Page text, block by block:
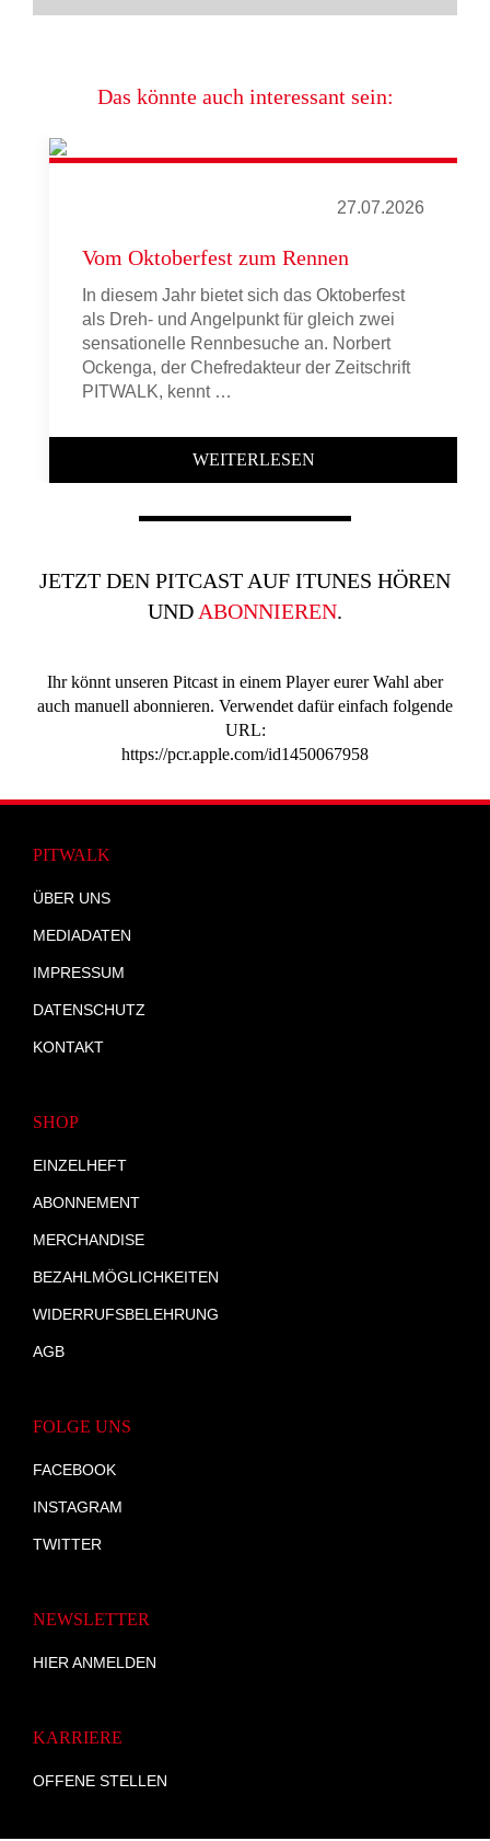
Das könnte auch interessant sein:
27.07.2026
Vom Oktoberfest zum Rennen
In diesem Jahr bietet sich das Oktoberfest
als Dreh- und Angelpunkt für gleich zwei
sensationelle Rennbesuche an. Norbert
Ockenga, der Chefredakteur der Zeitschrift
PITWALK, kennt …
WEITERLESEN
JETZT DEN PITCAST AUF ITUNES HÖREN
UND ABONNIEREN.
Ihr könnt unseren Pitcast in einem Player eurer Wahl aber
auch manuell abonnieren. Verwendet dafür einfach folgende
URL:
https://pcr.apple.com/id1450067958
PITWALK
ÜBER UNS
MEDIADATEN
IMPRESSUM
DATENSCHUTZ
KONTAKT
SHOP
EINZELHEFT
ABONNEMENT
MERCHANDISE
BEZAHLMÖGLICHKEITEN
WIDERRUFSBELEHRUNG
AGB
FOLGE UNS
FACEBOOK
INSTAGRAM
TWITTER
NEWSLETTER
HIER ANMELDEN
KARRIERE
OFFENE STELLEN